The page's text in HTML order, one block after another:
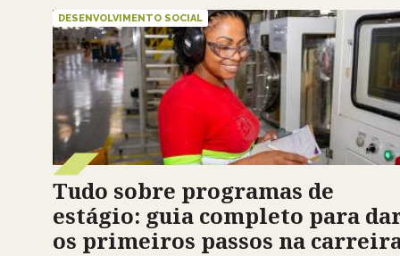
DESENVOLVIMENTO SOCIAL
Tudo sobre programas de
estágio: guia completo para
os primeiros passos na